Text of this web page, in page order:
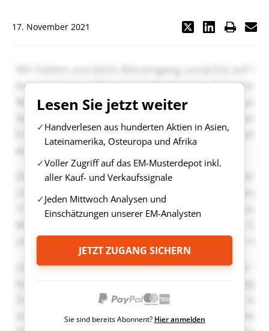
17. November 2021
Lesen Sie jetzt weiter
Handverlesen aus hunderten Aktien in Asien,
Lateinamerika, Osteuropa und Afrika
Voller Zugriff auf das EM-Musterdepot inkl.
aller Kauf- und Verkaufssignale
Jeden Mittwoch Analysen und
Einschätzungen unserer EM-Analysten
JETZT ZUGANG SICHERN
Sie sind bereits Abonnent? Hier anmelden